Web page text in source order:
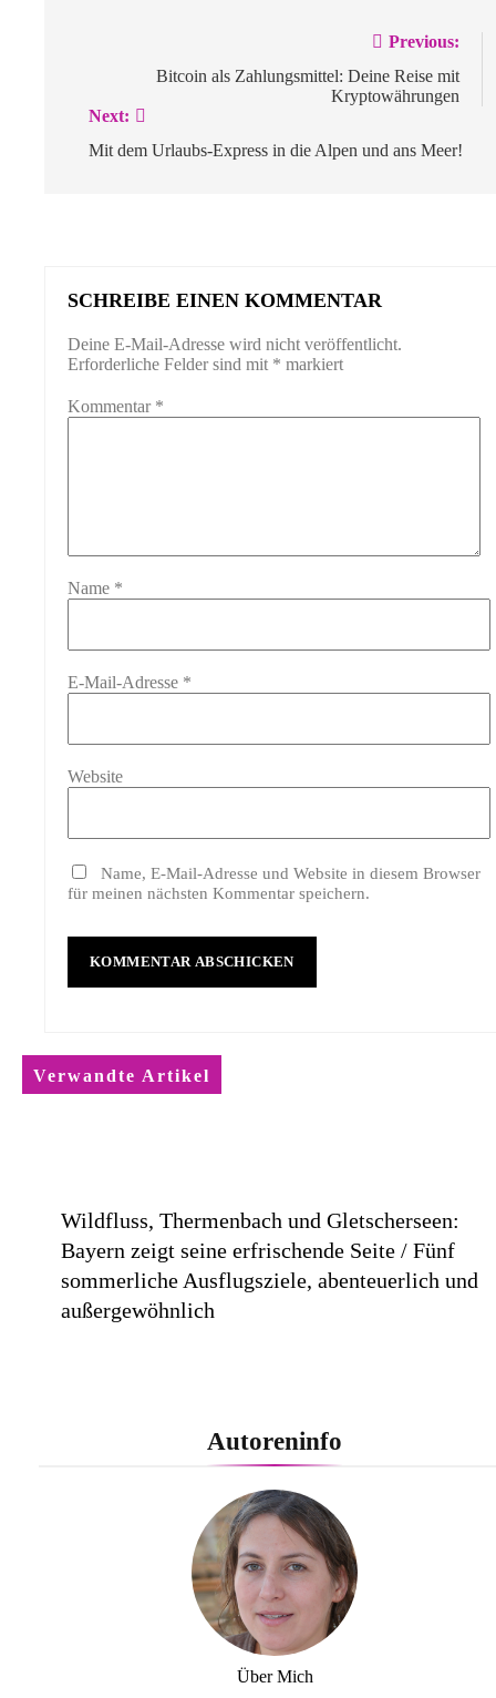
Previous:
Bitcoin als Zahlungsmittel: Deine Reise mit
Kryptowährungen
Next:
Mit dem Urlaubs-Express in die Alpen und ans Meer!
SCHREIBE EINEN KOMMENTAR
Deine E-Mail-Adresse wird nicht veröffentlicht.
Erforderliche Felder sind mit * markiert
Kommentar *
Name *
E-Mail-Adresse *
Website
Name, E-Mail-Adresse und Website in diesem Browser
für meinen nächsten Kommentar speichern.
Verwandte Artikel
Wildfluss, Thermenbach und Gletscherseen:
Bayern zeigt seine erfrischende Seite / Fünf
sommerliche Ausflugsziele, abenteuerlich und
außergewöhnlich
Lufthansa City Center erneut für beste
Kundenberatung ausgezeichnet / Handelsblatt-
Studie sieht LCC zum siebten Mal in Folge vorn
Cool down am Hintertuxer Gletscher
Autoreninfo
Über Mich